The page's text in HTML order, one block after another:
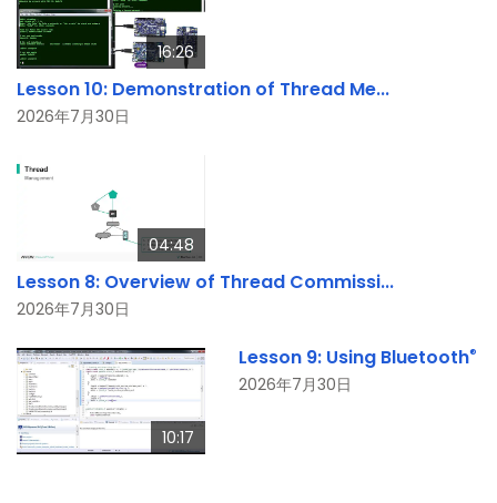
16:26
Lesson 10: Demonstration of Thread Me...
2026年7月30日
04:48
Lesson 8: Overview of Thread Commissi...
2026年7月30日
10:17
Lesson 9: Using Bluetooth®
2026年7月30日